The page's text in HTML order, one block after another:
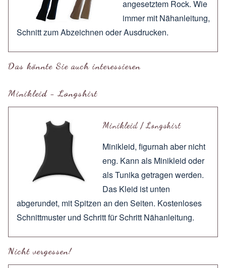
angesetztem Rock. Wie
immer mit Nähanleitung,
Schnitt zumAbzeichnen oderAusdrucken.
Das könnte Sie auch interessieren
Minikleid - Longshirt
Minikleid / Longshirt
Minikleid, figurnah aber nicht
eng. Kann als Minikleid oder
als Tunika getragen werden.
Das Kleid ist unten
abgerundet, mit Spitzen an den Seiten. Kostenloses
Schnittmuster und Schritt für Schritt Nähanleitung.
Nicht vergessen!